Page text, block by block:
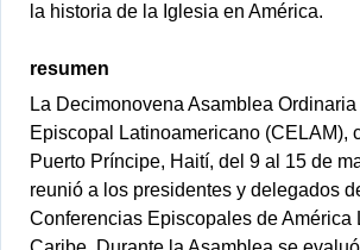
la historia de la Iglesia en América.
resumen
La Decimonovena Asamblea
Episcopal Latinoamericano (CELAM),
Puerto Príncipe, Haití, del 9 al 15 de
reunió a los presidentes y delegados
Conferencias Episcopales de América